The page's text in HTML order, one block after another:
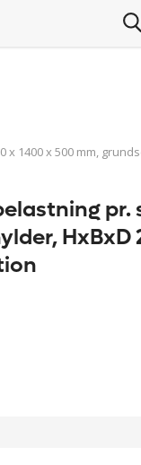
x 1400 x 500 mm,
pr.
HxBxD